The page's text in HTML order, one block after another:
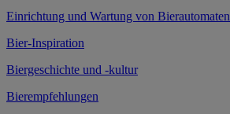
Einrichtung und Wartung von Bierautomaten
Bier-Inspiration
Biergeschichte und -kultur
Bierempfehlungen